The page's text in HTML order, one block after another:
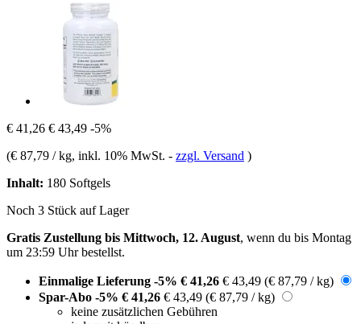
€ 41,26 € 43,49 -5%
(€ 87,79 / kg, inkl. 10% MwSt. - zzgl. Versand )
Inhalt: 180 Softgels
Noch 3 Stück auf Lager
Gratis Zustellung bis Mittwoch, 12. August, wenn du bis Montag
um 23:59 Uhrbestellst.
Einmalige Lieferung -5% € 41,26 € 43,49 (€ 87,79 / kg)
Spar-Abo -5% € 41,26 € 43,49 (€ 87,79 / kg)
keine zusätzlichen Gebühren